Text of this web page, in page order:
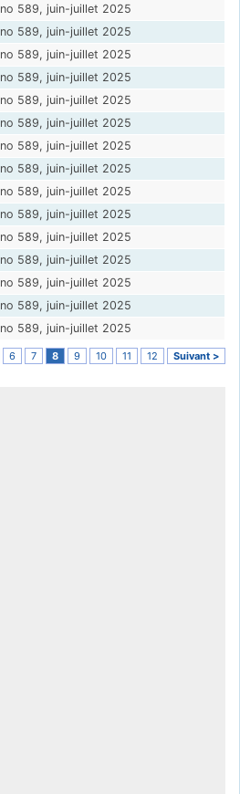
no 589, juin-juillet 2025
no 589, juin-juillet 2025
no 589, juin-juillet 2025
no 589, juin-juillet 2025
no 589, juin-juillet 2025
no 589, juin-juillet 2025
no 589, juin-juillet 2025
no 589, juin-juillet 2025
no 589, juin-juillet 2025
no 589, juin-juillet 2025
no 589, juin-juillet 2025
no 589, juin-juillet 2025
no 589, juin-juillet 2025
no 589, juin-juillet 2025
no 589, juin-juillet 2025
6 7 8 9 10 11 12 Suivant >